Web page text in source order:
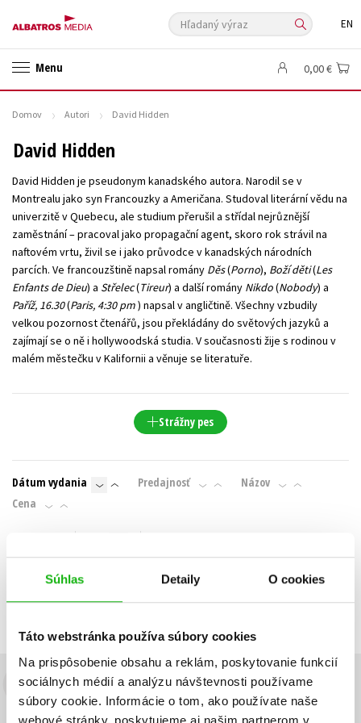
Súhlas Detaily O cookies
Táto webstránka používa súbory cookies
Na prispôsobenie obsahu a reklám, poskytovanie funkcií
sociálnych médií a analýzu návštevnosti používame
súbory cookie. Informácie o tom, ako používate naše
webové stránky, poskytujeme aj našim partnerom v
Hľadaný výraz EN
Menu
🏷️ Zlacnené knihy
⚔️ Zaklínač na CD
Doplnkový sortiment
Ezoterika a duchovný svet
História a military
Hobby
Humanitné a spoločenské vedy
Jazyky
Kalendáre, diáre Kariéra a osobný rozvoj
Komiks
Krížovky
Kuchárske knihy New Adult
Obchod a ekonómia
Ostatné
Počítače
Poézia
Populárno - náučná pre dospelých
Populárno - náučné pre deti
Predškoláci
Príroda a záhrada
Prírodné vedy
Výchova a pedagogika
Young adult
Zdravie a životný štýl
Všetky tituly
0,00 €
Domov Autori David Hidden
David Hidden
David Hidden je pseudonym kanadského autora. Narodil se v
Montrealu jako syn Francouzky a Američana. Studoval literární vědu na
univerzitě v Quebecu, ale studium přerušil a střídal nejrůznější
zaměstnání – pracoval jako propagační agent, skoro rok strávil na
naftovém vrtu, živil se i jako průvodce v kanadských národních
parcích. Ve francouzštině napsal romány Děs(Porno), Boží děti(Les
Enfants de Dieu) a Střelec(Tireur) a další romány Nikdo(Nobody) a
Paříž, 16.30(Paris, 4:30 pm) napsal v angličtině. Všechny vzbudily
velkou pozornost čtenářů, jsou překládány do světových jazyků a
zajímají se o ně i hollywoodská studia. V současnosti žije s rodinou v
malém městečku v Kalifornii a věnuje se literatuře.
Strážny pes
Dátum vydania Predajnosť
Názov
Cena
Neboli nájdené žiadne tituly
Budete to vedieť ako prvý!